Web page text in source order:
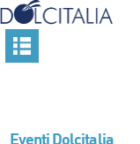
Eventi Dolcitalia